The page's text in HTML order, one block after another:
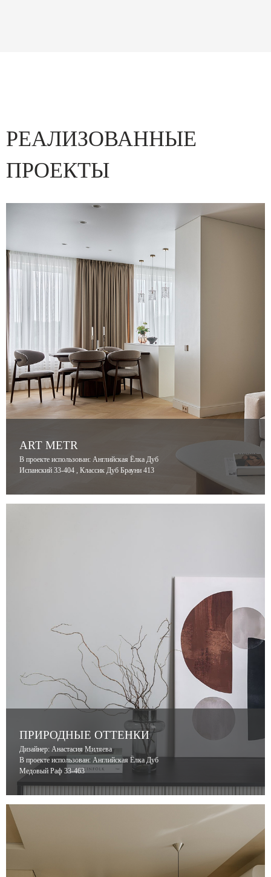
РЕАЛИЗОВАННЫЕ
ПРОЕКТЫ
ART METR
В проекте использован: Английская Ёлка Дуб
Испанский 33-404 , Классик Дуб Брауни 413
ПРИРОДНЫЕ ОТТЕНКИ
Дизайнер: Анастасия Миляева
В проекте использован: Английская Ёлка Дуб
Медовый Раф 33-463